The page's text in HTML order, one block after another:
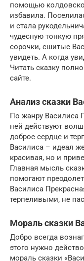
помощью
избавила.
и стала
чудесную тонкую
сорочки, сшитые
увидеть. А когда
Читать сказку
сайте.
Анализ сказки
По жанру Василиса
ней действуют
доброе сердце и
Василиса – идеал
красивая, но и
Главная мысль
помогают
Василиса
терпеливыми, не
Мораль сказки
Добро всегда
этого нужно
мораль сказки